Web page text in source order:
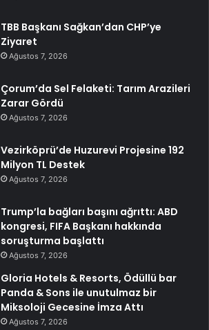
TBB Başkanı Sağkan’dan CHP’ye
Ziyaret
Ağustos 7, 2026
Çorum’da Sel Felaketi: Tarım Arazileri
Zarar Gördü
Ağustos 7, 2026
Vezirköprü’de Huzurevi Projesine 192
Milyon TL Destek
Ağustos 7, 2026
Trump’la bağları başını ağrıttı: ABD
kongresi, FIFA Başkanı hakkında
soruşturma başlattı
Ağustos 7, 2026
Gloria Hotels & Resorts, Ödüllü bar
Panda & Sons ile unutulmaz bir
Miksoloji Gecesine İmza Attı
Ağustos 7, 2026